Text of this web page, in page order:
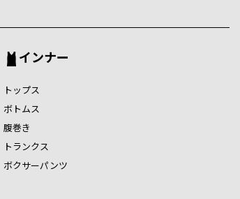
インナー
トップス
ボトムス
腹巻き
トランクス
ボクサーパンツ